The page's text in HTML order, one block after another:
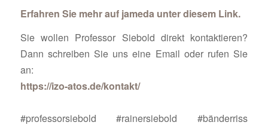
Erfahren Sie mehr auf jameda unter diesem Link.
Sie wollen Professor Siebold direkt kontaktieren?
Dann schreiben Sie uns eine Email oder rufen Sie
an:
https://izo-atos.de/kontakt/
#professorsiebold #rainersiebold #bänderriss